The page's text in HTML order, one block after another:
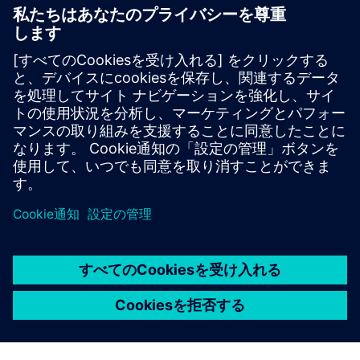
ユーザー事例
イーストロンドン大学
英国
Siemensと共同で策定したネットゼロロードマップに
より、イーストロンドン大学はAMbitious目標達成に
向け順調に進捗しています。二酸化炭素排出量の削